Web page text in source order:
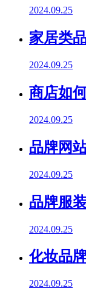
2024.09.25
家居类
2024.09.25
商店如
2024.09.25
品牌网
2024.09.25
品牌服
2024.09.25
化妆品
2024.09.25